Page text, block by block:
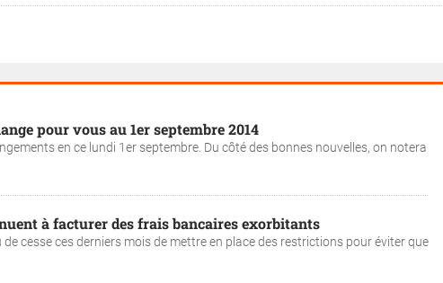
pour vous au 1er septembre 2014
en ce lundi 1er septembre. Du côté des bonnes nouvelles, on notera
à facturer des frais bancaires exorbitants
de cesse ces derniers mois de mettre en place des restrictions pour éviter que